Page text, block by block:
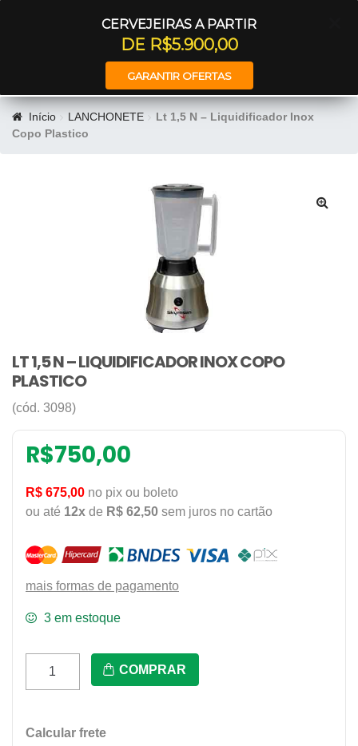
CERVEJEIRAS A PARTIR
DE R$5.900,00
GARANTIR OFERTAS
Início LANCHONETE
Lt 1,5 N – Liquidificador Inox
Copo Plastico
LT 1,5 N – LIQUIDIFICADOR INOX COPO
PLASTICO
(cód. 3098)
R$750,00
R$ 675,00 no pix ou boleto
ou até 12x de R$ 62,50 sem juros no cartão
mais formas de pagamento
3 em estoque
Liquidificador
COMPRAR
Calcular frete